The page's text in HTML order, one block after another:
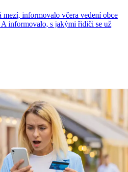
mezí, informovalo včera vedení obce
A informovalo, s jakými řidiči se už